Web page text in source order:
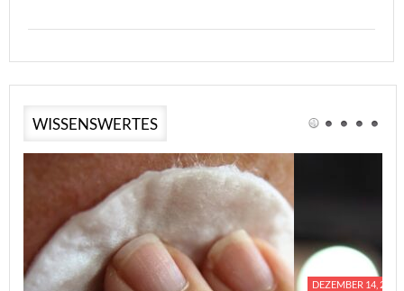
WISSENSWERTES
DEZEMBER 14, 2023